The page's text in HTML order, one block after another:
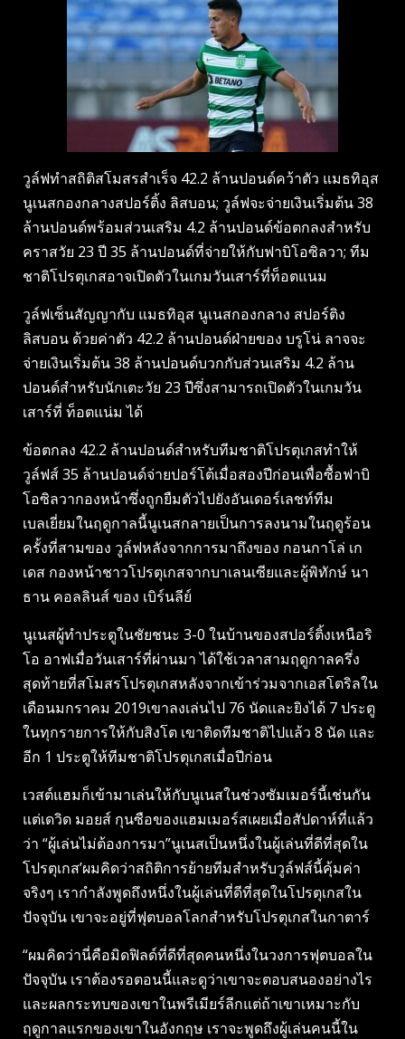
วูล์ฟทำสถิติสโมสรสำเร็จ 42.2 ล้านปอนด์คว้าตัว แมธทิอุส
นูเนสกองกลางสปอร์ติ้ง ลิสบอน; วูล์ฟจะจ่ายเงินเริ่มต้น 38
ล้านปอนด์พร้อมส่วนเสริม 4.2 ล้านปอนด์ข้อตกลงสำหรับ
คราสวัย 23 ปี 35 ล้านปอนด์ที่จ่ายให้กับฟาบิโอซิลวา; ทีม
ชาติโปรตุเกสอาจเปิดตัวในเกมวันเสาร์ที่ท็อตแนม
วูล์ฟเซ็นสัญญากับ แมธทิอุส นูเนสกองกลาง สปอร์ติง
ลิสบอน ด้วยค่าตัว 42.2 ล้านปอนด์ฝ่ายของ บรูโน่ ลาจจะ
จ่ายเงินเริ่มต้น 38 ล้านปอนด์บวกกับส่วนเสริม 4.2 ล้าน
ปอนด์สำหรับนักเตะวัย 23 ปีซึ่งสามารถเปิดตัวในเกมวัน
เสาร์ที่ ท็อตแน่ม ได้
ข้อตกลง 42.2 ล้านปอนด์สำหรับทีมชาติโปรตุเกสทำให้
วูล์ฟส์ 35 ล้านปอนด์จ่ายปอร์โต้เมื่อสองปีก่อนเพื่อซื้อฟาบิ
โอซิลวากองหน้าซึ่งถูกยืมตัวไปยังอันเดอร์เลชท์ทีม
เบลเยี่ยมในฤดูกาลนี้นูเนสกลายเป็นการลงนามในฤดูร้อน
ครั้งที่สามของ วูล์ฟหลังจากการมาถึงของ กอนกาโล่ เก
เดส กองหน้าชาวโปรตุเกสจากบาเลนเซียและผู้พิทักษ์ นา
ธาน คอลลินส์ ของ เบิร์นลีย์
นูเนสผู้ทำประตูในชัยชนะ 3-0 ในบ้านของสปอร์ติ้งเหนือริ
โอ อาฟเมื่อวันเสาร์ที่ผ่านมา ได้ใช้เวลาสามฤดูกาลครึ่ง
สุดท้ายที่สโมสรโปรตุเกสหลังจากเข้าร่วมจากเอสโตริลใน
เดือนมกราคม 2019เขาลงเล่นไป 76 นัดและยิงได้ 7 ประตู
ในทุกรายการให้กับสิงโต เขาติดทีมชาติไปแล้ว 8 นัด และ
อีก 1 ประตูให้ทีมชาติโปรตุเกสเมื่อปีก่อน
เวสต์แฮมก็เข้ามาเล่นให้กับนูเนสในช่วงซัมเมอร์นี้เช่นกัน
แต่เดวิด มอยส์ กุนซือของแฮมเมอร์สเผยเมื่อสัปดาห์ที่แล้ว
ว่า “ผู้เล่นไม่ต้องการมา”นูเนสเป็นหนึ่งในผู้เล่นที่ดีที่สุดใน
โปรตุเกส’ผมคิดว่าสถิติการย้ายทีมสำหรับวูล์ฟส์นี้คุ้มค่า
จริงๆ เรากำลังพูดถึงหนึ่งในผู้เล่นที่ดีที่สุดในโปรตุเกสใน
ปัจจุบัน เขาจะอยู่ที่ฟุตบอลโลกสำหรับโปรตุเกสในกาตาร์
“ผมคิดว่านี่คือมิดฟิลด์ที่ดีที่สุดคนหนึ่งในวงการฟุตบอลใน
ปัจจุบัน เราต้องรอตอนนี้และดูว่าเขาจะตอบสนองอย่างไร
และผลกระทบของเขาในพรีเมียร์ลีกแต่ถ้าเขาเหมาะกับ
ฤดูกาลแรกของเขาในอังกฤษ เราจะพูดถึงผู้เล่นคนนี้ใน